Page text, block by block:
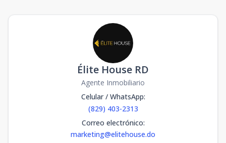
Élite House RD
Agente Inmobiliario
Celular / WhatsApp:
(829) 403-2313
Correo electrónico:
marketing@elitehouse.do